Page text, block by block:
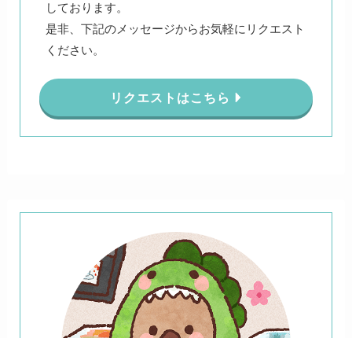
しております。
是非、下記のメッセージからお気軽にリクエスト
ください。
リクエストはこちら